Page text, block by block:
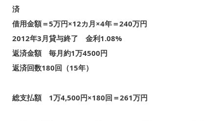
済
借用金額＝5万円×12カ月×4年＝240万円
2012年3月貸与終了 金利1.08%
返済金額 毎月約1万4500円
返済回数180回（15年）
総支払額 1万4,500円×180回＝261万円